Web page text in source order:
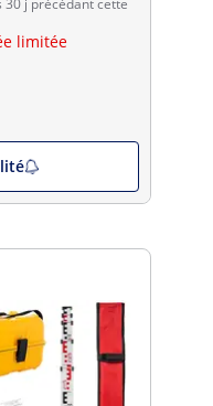
limitée